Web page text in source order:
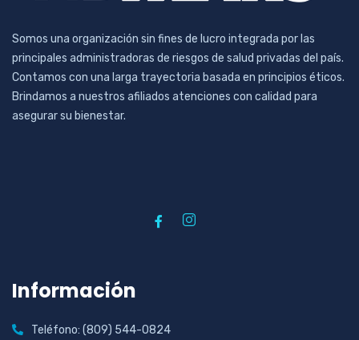
Somos una organización sin fines de lucro integrada por las
principales administradoras de riesgos de salud privadas del país.
Contamos con una larga trayectoria basada en principios éticos.
Brindamos a nuestros afiliados atenciones con calidad para
asegurar su bienestar.
Información
Teléfono: (809) 544-0824